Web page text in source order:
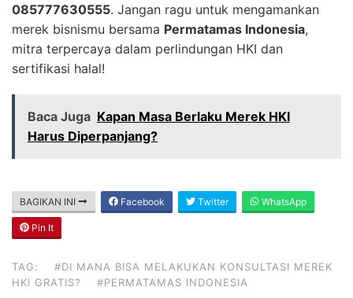
085777630555. Jangan ragu untuk mengamankan
merek bisnismu bersama Permatamas Indonesia,
mitra terpercaya dalam perlindungan HKI dan
sertifikasi halal!
Baca Juga Kapan Masa Berlaku Merek HKI
Harus Diperpanjang?
BAGIKAN INI Facebook Twitter WhatsApp
Pin It
TAG:
#DI MANA BISA MELAKUKAN KONSULTASI MEREK
HKI GRATIS?
#PERMATAMAS INDONESIA